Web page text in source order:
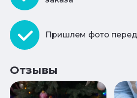
Пришлем фото перед
Отзывы